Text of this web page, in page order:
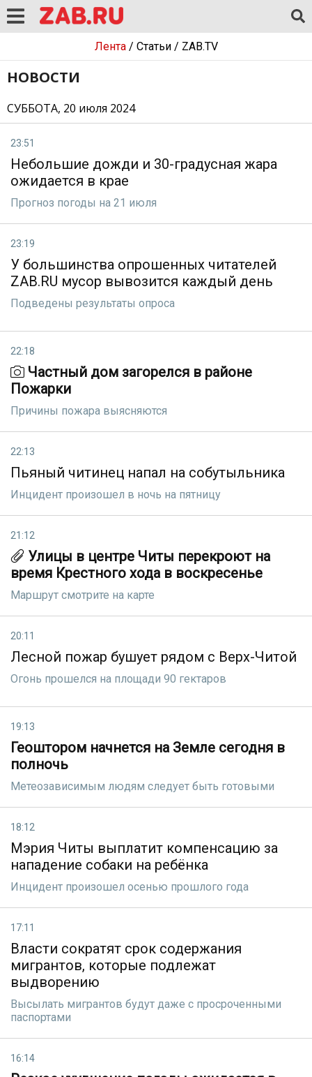
Лента/ Статьи/ ZAB.TV
НОВОСТИ
СУББОТА, 20 июля 2024
23:51
Небольшие дожди и 30-градусная жара
ожидается в крае
Прогноз погоды на 21 июля
23:19
У большинства опрошенных читателей
ZAB.RU мусор вывозится каждый день
Подведены результаты опроса
22:18
Частный дом загорелся в районе
Пожарки
Причины пожара выясняются
22:13
Пьяный читинец напал на собутыльника
Инцидент произошел в ночь на пятницу
21:12
Улицы в центре Читы перекроют на
время Крестного хода в воскресенье
Маршрут смотрите на карте
20:11
Лесной пожар бушует рядом с Верх-Читой
Огонь прошелся на площади 90 гектаров
19:13
Геоштором начнется на Земле сегодня в
полночь
Метеозависимым людям следует быть готовыми
18:12
Мэрия Читы выплатит компенсацию за
нападение собаки на ребёнка
Инцидент произошел осенью прошлого года
17:11
Власти сократят срок содержания
мигрантов, которые подлежат
выдворению
Высылать мигрантов будут даже с просроченными
паспортами
16:14